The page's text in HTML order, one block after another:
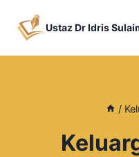
Ustaz Dr Idris
/